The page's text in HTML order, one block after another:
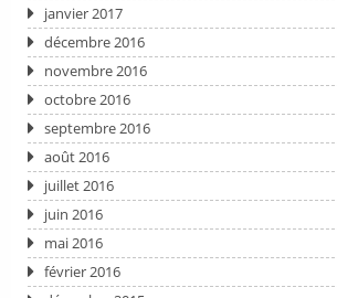
janvier 2017
décembre 2016
novembre 2016
octobre 2016
septembre 2016
août 2016
juillet 2016
juin 2016
mai 2016
février 2016